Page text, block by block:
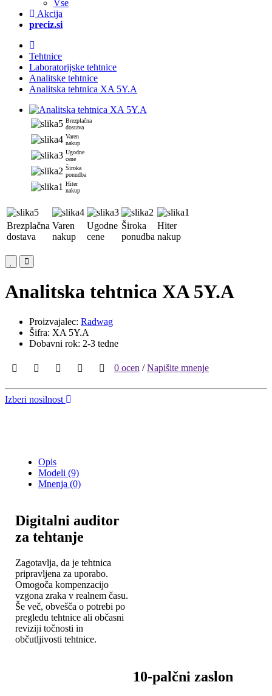
Vse
Akcija
preciz.si
Tehtnice
Laboratorijske tehtnice
Analitske tehtnice
Analitska tehtnica XA 5Y.A
Brezplačna
dostava
Varen
nakup
Ugodne
cene
Široka
ponudba
Hiter
nakup
Brezplačna
dostava
Varen
nakup
Ugodne
cene
Široka
ponudba
Hiter
nakup
Analitska tehtnica XA 5Y.A
Proizvajalec: Radwag
Šifra: XA 5Y.A
Dobavni rok: 2-3 tedne
0 ocen /Napišite mnenje
Izberi nosilnost
Opis
Modeli (9)
Mnenja (0)
Digitalni auditor
za tehtanje
Zagotavlja, da je tehtnica
pripravljena za uporabo.
Omogoča kompenzacijo
vzgona zraka v realnem času.
Še več, obvešča o potrebi po
pregledu tehtnice ali občasni
reviziji točnosti in
občutljivosti tehtnice.
10-palčni zaslon